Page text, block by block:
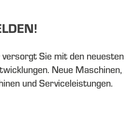
Sie mit den neuesten
Neue Maschinen,
und Serviceleistungen.